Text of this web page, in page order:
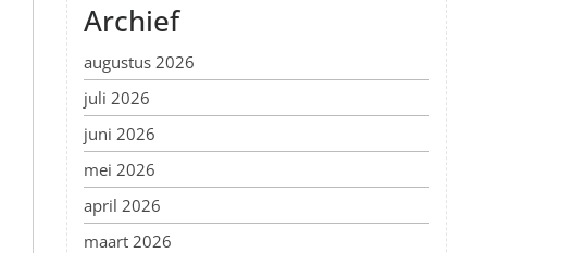
Archief
augustus 2026
juli 2026
juni 2026
mei 2026
april 2026
maart 2026